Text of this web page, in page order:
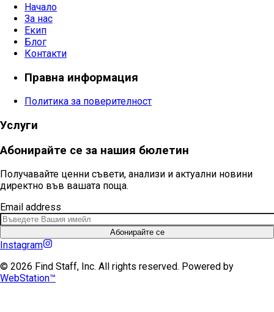
Начало
За нас
Екип
Блог
Контакти
Правна информация
Политика за поверителност
Услуги
Абонирайте се за нашия бюлетин
Получавайте ценни съвети, анализи и актуални новини
директно във вашата поща.
Email address
Абонирайте се
Instagram
© 2026 Find Staff, Inc. All rights reserved. Powered by
WebStation™